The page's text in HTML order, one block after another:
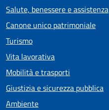
Salute, benessere e assistenza
Canone unico patrimoniale
Turismo
Vita lavorativa
Mobilità e trasporti
Giustizia e sicurezza pubblica
Ambiente